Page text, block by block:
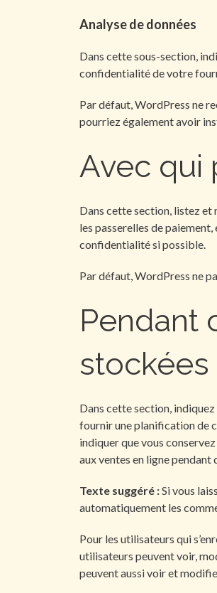
Analyse de données
Dans cette sous-section,
confidentialité de votre
Par défaut, WordPress ne
pourriez également avoir
Avec qui
Dans cette section, listez et
les passerelles de
confidentialité si possible.
Par défaut, WordPress ne
Pendant
stockées
Dans cette section,
fournir une planification de
indiquer que vous
aux ventes en ligne pendant
Texte suggéré :Si vous
automatiquement les
Pour les utilisateurs qui
utilisateurs peuvent voir,
peuvent aussi voir et